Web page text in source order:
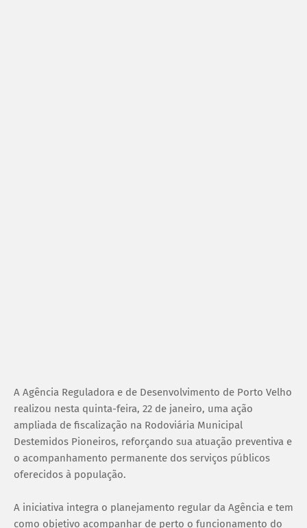
A Agência Reguladora e de Desenvolvimento de Porto Velho
realizou nesta quinta-feira, 22 de janeiro, uma ação
ampliada de fiscalização na Rodoviária Municipal
Destemidos Pioneiros, reforçando sua atuação preventiva e
o acompanhamento permanente dos serviços públicos
oferecidos à população.
A iniciativa integra o planejamento regular da Agência e tem
como objetivo acompanhar de perto o funcionamento do